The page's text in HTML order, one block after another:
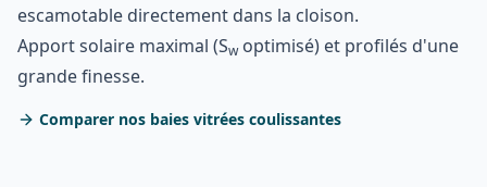
escamotable directement dans la cloison.
Apport solaire maximal (Swoptimisé) et profilés d'une
grande finesse.
Comparer nos baies vitrées coulissantes